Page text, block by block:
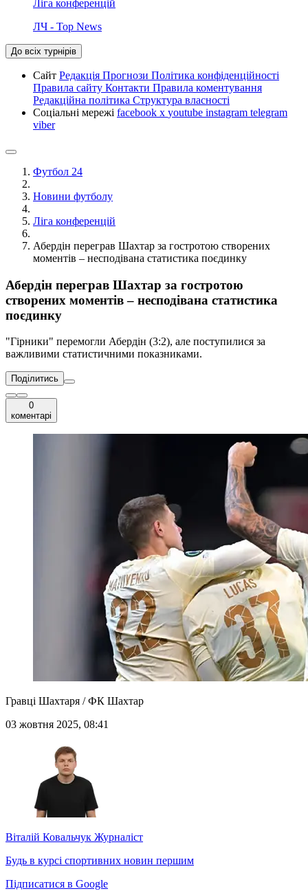
Ліга конференцій
ЛЧ - Top News
До всіх турнірів
Сайт Редакція Прогнози Політика конфіденційності
Правила сайту Контакти Правила коментування
Редакційна політика Структура власності
Соціальні мережі facebook x youtube instagram telegram
viber
Футбол 24
Новини футболу
Ліга конференцій
Абердін переграв Шахтар за гостротою створених
моментів – несподівана статистика поєдинку
Абердін переграв Шахтар за гостротою
створених моментів – несподівана статистика
поєдинку
"Гірники" перемогли Абердін (3:2), але поступилися за
важливими статистичними показниками.
Поділитись
0
коментарі
Гравці Шахтаря / ФК Шахтар
03 жовтня 2025, 08:41
Віталій Ковальчук Журналіст
Будь в курсі спортивних новин першим
Підписатися в Google